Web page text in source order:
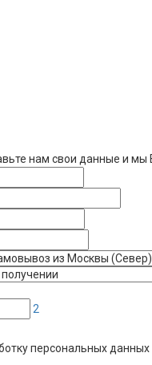
нам свои данные и мы
2
персональных данных